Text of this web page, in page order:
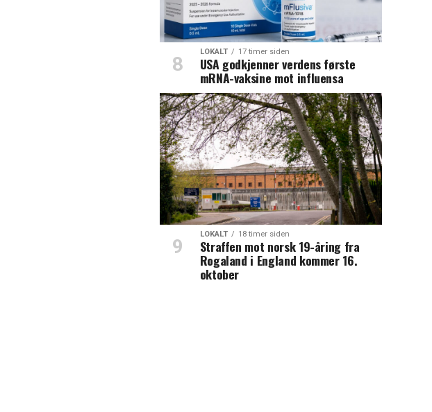
LOKALT 17 timer siden
USA godkjenner verdens første
mRNA-vaksine mot influensa
LOKALT 18 timer siden
Straffen mot norsk 19-åring fra
Rogaland i England kommer 16.
oktober